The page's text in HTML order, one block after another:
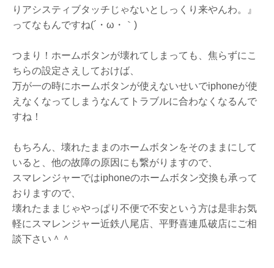
りアシスティブタッチじゃないとしっくり来やんわ。』
ってなもんですね(´・ω・｀)
つまり！ホームボタンが壊れてしまっても、焦らずにこ
ちらの設定さえしておけば、
万が一の時にホームボタンが使えないせいでiphoneが使
えなくなってしまうなんてトラブルに合わなくなるんで
すね！
もちろん、壊れたままのホームボタンをそのままにして
いると、他の故障の原因にも繋がりますので、
スマレンジャーではiphoneのホームボタン交換も承って
おりますので、
壊れたままじゃやっぱり不便で不安という方は是非お気
軽にスマレンジャー近鉄八尾店、平野喜連瓜破店にご相
談下さい＾＾